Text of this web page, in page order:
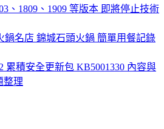
、1809、1909 等版本 即將停止技術
鍋名店 錦城石頭火鍋 簡單用餐記錄
累積安全更新包 KB5001330 內容與
整理